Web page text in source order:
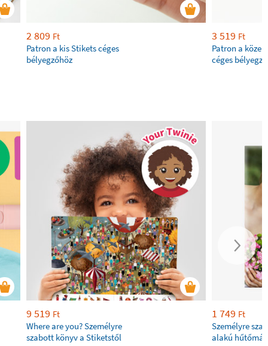
2 809 Ft
Patron a kis Stikets céges
bélyegzőhöz
3 519 Ft
Patron a
céges
9 519 Ft
Where are you? Személyre
szabott könyv a Stiketstől
1 749 Ft
Személyre
alakú